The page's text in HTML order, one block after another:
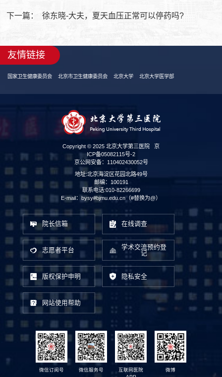
下一篇： 徐东晓-大夫，夏天血压正常可以停药吗?
友情链接
国家卫生健康委员会 北京市卫生健康委员会 北京大学 北京大学医学部
Copyright © 2025 北京大学第三医院 京
ICP备05082115号-2
京公网安备：110402430052号
地址:北京海淀区花园北路49号
邮编：100191
联系电话:010-82266699
E-mail：bysy#bjmu.edu.cn（#替换为@）
院长信箱 在线调查
志愿者平台
学术交流预约登
记
版权保护申明 隐私安全
网站使用帮助
微信订阅号 微信服务号
互联网医院
微博